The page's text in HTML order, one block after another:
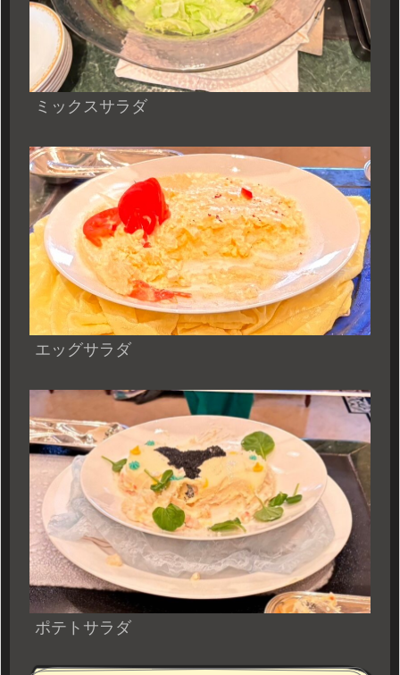
ミックスサラダ
エッグサラダ
ポテトサラダ